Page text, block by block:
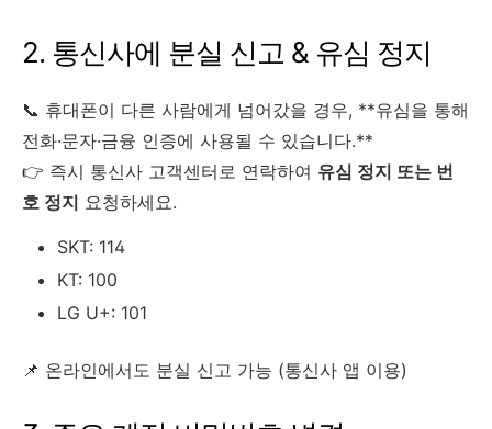
2. 통신사에 분실 신고 & 유심 정지
📞 휴대폰이 다른 사람에게 넘어갔을 경우, **유심을 통해
전화·문자·금융 인증에 사용될 수 있습니다.**
👉 즉시 통신사 고객센터로 연락하여 유심 정지 또는 번
호 정지 요청하세요.
SKT: 114
KT: 100
LG U+: 101
📌 온라인에서도 분실 신고 가능 (통신사 앱 이용)